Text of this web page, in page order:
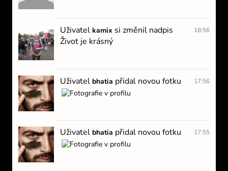
Uživatel kamix si změnil nadpis 18:56
Život je krásný
Uživatel bhatia přidal novou fotku 17:56
Uživatel bhatia přidal novou fotku 17:55